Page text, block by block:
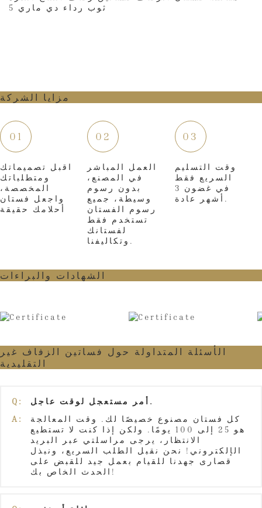
مزايا الشركة
01
اقبل تصميماتك
ومتطلباتك
المخصصة،
واجعل فستان
أحلامك حقيقة
02
العمل المباشر
في المصنع،
بدون رسوم
وسيطة، جميع
رسوم الفستان
تستخدم فقط
لفستانك
وتكاليفنا.
03
وقت التسليم
السريع فقط
في غضون 3
أشهر عادة.
الشهادات والبراءات
الأسئلة المتداولة حول فساتين الزفاف غير
التقليدية
Q:
أمر مستعجل لوقت عاجل.
A:
كل فستان مصنوع خصيصًا لك. وقت المعالجة
هو 25 إلى 100 يومًا. ولكن إذا كنت لا تستطيع
الانتظار، يرجى مراسلتي عبر البريد
الإلكتروني! نحن نقبل الطلب السريع، ونبذل
قصارى جهدنا للقيام بعمل جيد للقبض على
الحدث الخاص بك!